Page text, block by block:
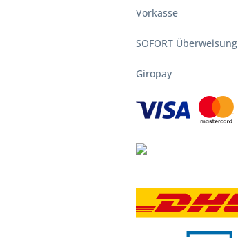
Vorkasse
SOFORT Überweisung
Giropay